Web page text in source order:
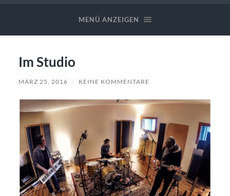
MENÜ ANZEIGEN
Im Studio
MÄRZ 25, 2016 / KEINE KOMMENTARE